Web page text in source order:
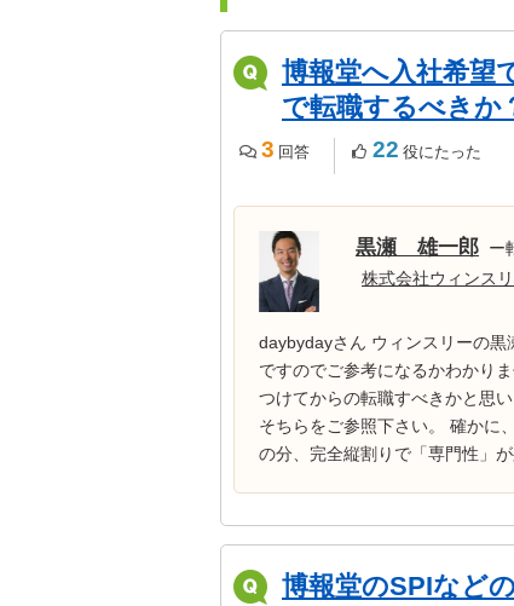
博報堂へ入社希望
で転職するべきか
3 回答 22 役にたった
黒瀬 雄一郎 ー
株式会社ウィンス
daybydayさん ウィンスリーの
ですのでご参考になるかわかり
つけてからの転職すべきかと思
そちらをご参照下さい。 確かに
の分、完全縦割りで「専門性」
博報堂のSPIなど